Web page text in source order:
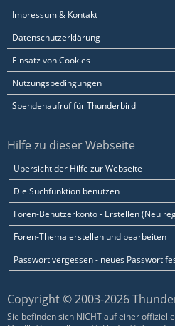
Impressum & Kontakt
Datenschutzerklärung
Einsatz von Cookies
Nutzungsbedingungen
Spendenaufruf für Thunderbird
Hilfe zu dieser Webseite
Übersicht der Hilfe zur Webseite
Die Suchfunktion benutzen
Foren-Benutzerkonto - Erstellen (Neu
Foren-Thema erstellen und bearbeiten
Passwort vergessen - neues Passwort
Copyright © 2003-2026
Sie befinden sich NICHT auf einer